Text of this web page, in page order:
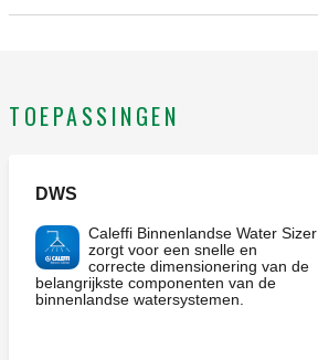
TOEPASSINGEN
DWS
Caleffi Binnenlandse Water Sizer
zorgt voor een snelle en
correcte dimensionering van de
belangrijkste componenten van de
binnenlandse watersystemen.